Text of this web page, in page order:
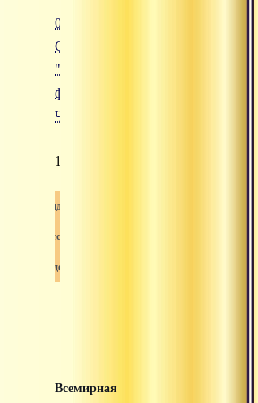
04.08.2015
Сатсанг
"Даосская
философия.
Часть 3"
1670
Видео
Сатсанг
Свами-вишнудевананда-гири
Всемирная